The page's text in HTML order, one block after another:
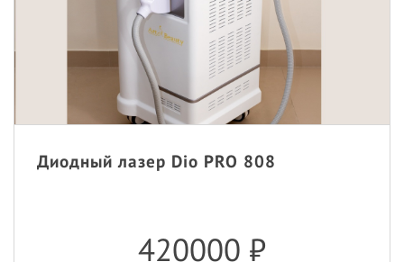
Диодный лазер Dio PRO 808
420000 ₽